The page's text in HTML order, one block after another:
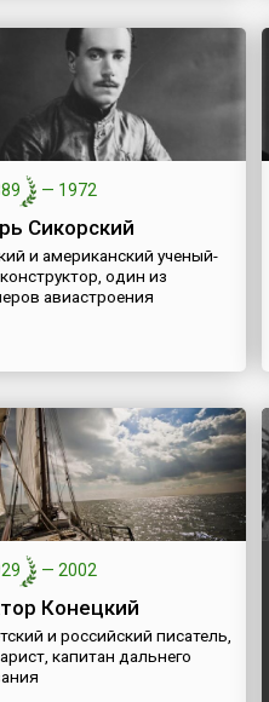
— 1972
Сикорский
и американский ученый-
один из
авиастроения
— 2002
Конецкий
и российский писатель,
капитан дальнего